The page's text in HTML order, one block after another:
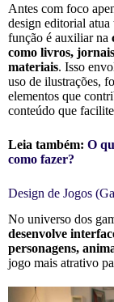
Antes com foco
design editorial atua
função é auxiliar na
como livros,
materiais. Isso
uso de ilustrações,
elementos que
conteúdo que
Leia também: O
como fazer?
Design de Jogos
No universo dos
desenvolve
personagens,
jogo mais atrativo